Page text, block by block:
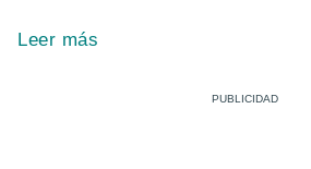
Leer más